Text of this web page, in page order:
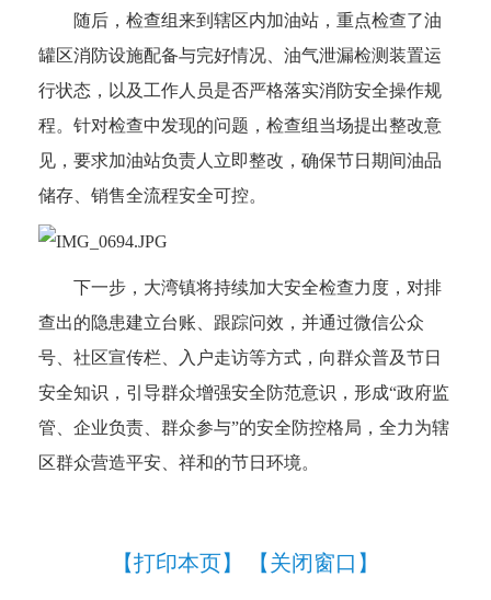
随后，检查组来到辖区内加油站，重点检查了油
罐区消防设施配备与完好情况、油气泄漏检测装置运
行状态，以及工作人员是否严格落实消防安全操作规
程。针对检查中发现的问题，检查组当场提出整改意
见，要求加油站负责人立即整改，确保节日期间油品
储存、销售全流程安全可控。
下一步，大湾镇将持续加大安全检查力度，对排
查出的隐患建立台账、跟踪问效，并通过微信公众
号、社区宣传栏、入户走访等方式，向群众普及节日
安全知识，引导群众增强安全防范意识，形成“政府监
管、企业负责、群众参与”的安全防控格局，全力为辖
区群众营造平安、祥和的节日环境。
【打印本页】 【关闭窗口】